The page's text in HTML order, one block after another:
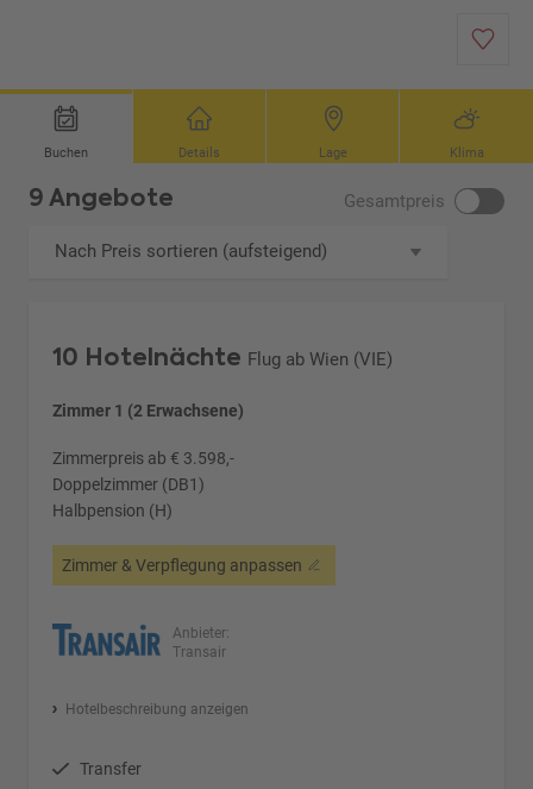
Buchen Details Lage Klima
9 Angebote Gesamtpreis
Nach Preis sortieren (aufsteigend)
10 Hotelnächte Flug ab Wien (VIE)
Zimmer 1 (2 Erwachsene)
Zimmerpreis ab € 3.598,-
Doppelzimmer (DB1)
Halbpension (H)
Zimmer & Verpflegung anpassen
Anbieter:
Transair
Hotelbeschreibung anzeigen
Transfer